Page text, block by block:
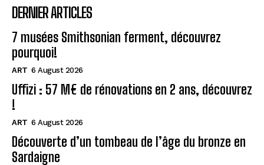
DERNIER ARTICLES
7 musées Smithsonian ferment, découvrez
pourquoi!
ART 6 August 2026
Uffizi : 57 M€ de rénovations en 2 ans, découvrez
!
ART 6 August 2026
Découverte d’un tombeau de l’âge du bronze en
Sardaigne